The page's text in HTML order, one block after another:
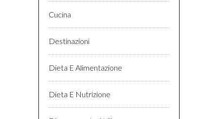
Cucina
Destinazioni
Dieta E Alimentazione
Dieta E Nutrizione